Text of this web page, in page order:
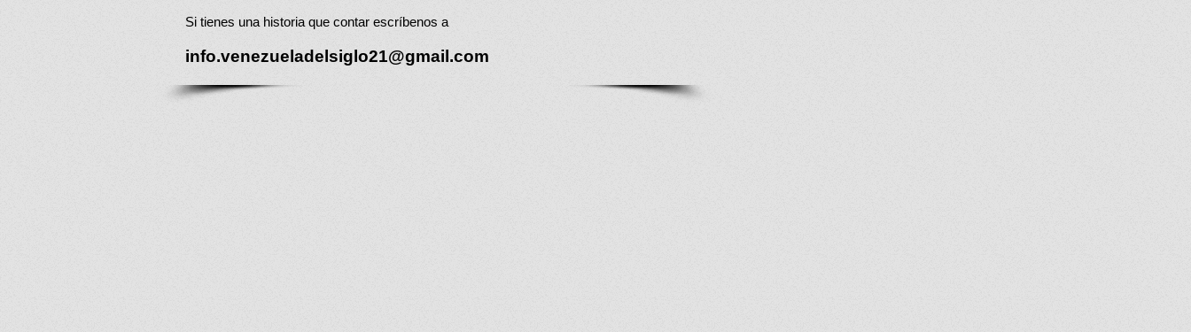
Si tienes una historia que contar escríbenos a
info.venezueladelsiglo21@gmail.com